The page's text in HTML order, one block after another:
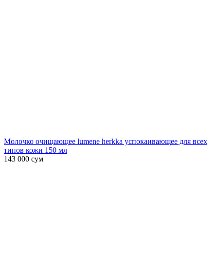
Молочко очищающее lumene herkka успокаивающее для всех
типов кожи 150 мл
143 000 сум